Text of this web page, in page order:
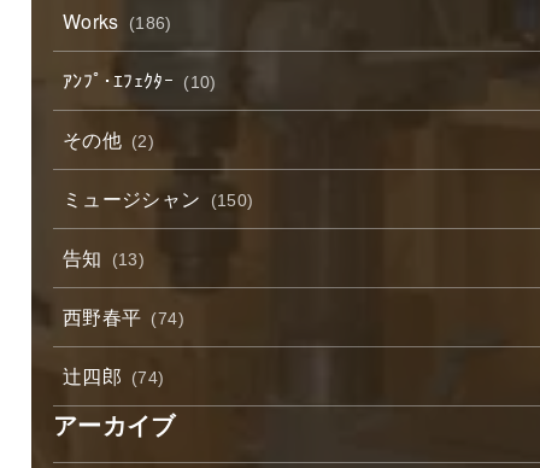
Works (186)
ｱﾝﾌﾟ･ｴﾌｪｸﾀｰ (10)
その他 (2)
ミュージシャン (150)
告知 (13)
西野春平 (74)
辻四郎 (74)
アーカイブ